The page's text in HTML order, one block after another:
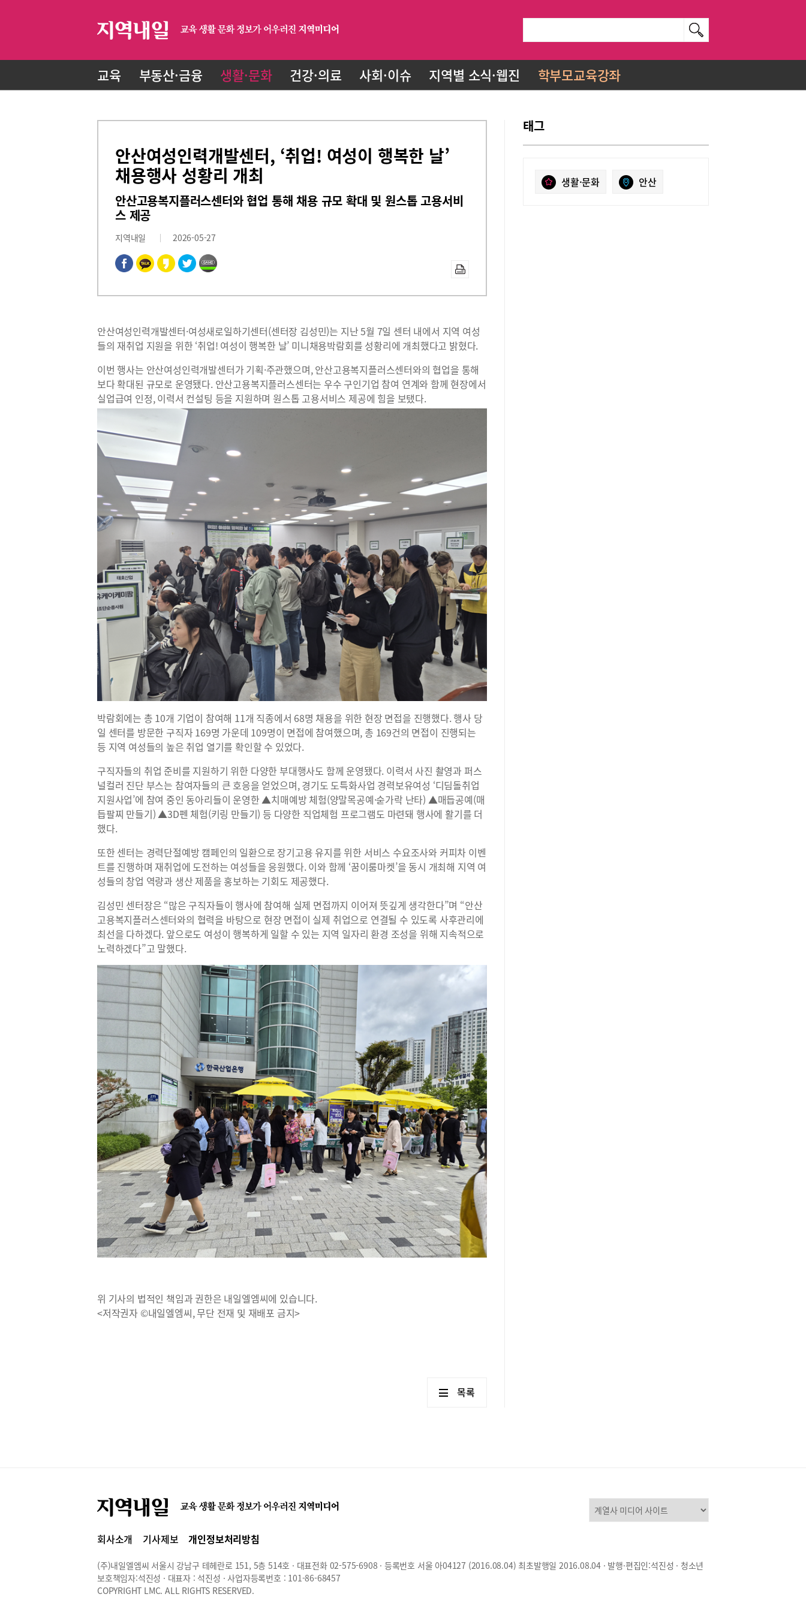
교육 부동산·금융 생활·문화 건강·의료 사회·이슈 지역별 소식·웹진 학부모교육강좌
안산여성인력개발센터, ‘취업! 여성이 행복한 날’
채용행사 성황리 개최
안산고용복지플러스센터와 협업 통해 채용 규모 확대 및 원스톱 고용서비
스 제공
지역내일 2026-05-27
안산여성인력개발센터·여성새로일하기센터(센터장 김성민)는 지난 5월 7일 센터 내에서 지역 여성
들의 재취업 지원을 위한 ‘취업! 여성이 행복한 날’ 미니채용박람회를 성황리에 개최했다고 밝혔다.
이번 행사는 안산여성인력개발센터가 기획·주관했으며, 안산고용복지플러스센터와의 협업을 통해
보다 확대된 규모로 운영됐다. 안산고용복지플러스센터는 우수 구인기업 참여 연계와 함께 현장에서
실업급여 인정, 이력서 컨설팅 등을 지원하며 원스톱 고용서비스 제공에 힘을 보탰다.
박람회에는 총 10개 기업이 참여해 11개 직종에서 68명 채용을 위한 현장 면접을 진행했다. 행사 당
일 센터를 방문한 구직자 169명 가운데 109명이 면접에 참여했으며, 총 169건의 면접이 진행되는
등 지역 여성들의 높은 취업 열기를 확인할 수 있었다.
구직자들의 취업 준비를 지원하기 위한 다양한 부대행사도 함께 운영됐다. 이력서 사진 촬영과 퍼스
널컬러 진단 부스는 참여자들의 큰 호응을 얻었으며, 경기도 도특화사업 경력보유여성 ‘디딤돌취업
지원사업’에 참여 중인 동아리들이 운영한 ▲치매예방 체험(양말목공예·숟가락 난타) ▲매듭공예(매
듭팔찌 만들기) ▲3D펜 체험(키링 만들기) 등 다양한 직업체험 프로그램도 마련돼 행사에 활기를 더
했다.
또한 센터는 경력단절예방 캠페인의 일환으로 장기고용 유지를 위한 서비스 수요조사와 커피차 이벤
트를 진행하며 재취업에 도전하는 여성들을 응원했다. 이와 함께 ‘꿈이룸마켓’을 동시 개최해 지역 여
성들의 창업 역량과 생산 제품을 홍보하는 기회도 제공했다.
김성민 센터장은 “많은 구직자들이 행사에 참여해 실제 면접까지 이어져 뜻깊게 생각한다”며 “안산
고용복지플러스센터와의 협력을 바탕으로 현장 면접이 실제 취업으로 연결될 수 있도록 사후관리에
최선을 다하겠다. 앞으로도 여성이 행복하게 일할 수 있는 지역 일자리 환경 조성을 위해 지속적으로
노력하겠다”고 말했다.
위 기사의 법적인 책임과 권한은 내일엘엠씨에 있습니다.
<저작권자 ©내일엘엠씨, 무단 전재 및 재배포 금지>
목록
태그
생활·문화 안산
회사소개 기사제보 개인정보처리방침
(주)내일엘엠씨 서울시 강남구 테헤란로 151, 5층 514호 · 대표전화 02-575-6908 · 등록번호 서울 아04127 (2016.08.04) 최초발행일 2016.08.04 · 발행·편집인:석진성 · 청소년
보호책임자:석진성 · 대표자 : 석진성 · 사업자등록번호 : 101-86-68457
COPYRIGHT LMC. ALL RIGHTS RESERVED.